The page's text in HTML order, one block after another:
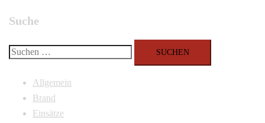
Suche
Suchen
Allgemein
Brand
Einsätze